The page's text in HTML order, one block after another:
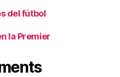
del fútbol
la Premier